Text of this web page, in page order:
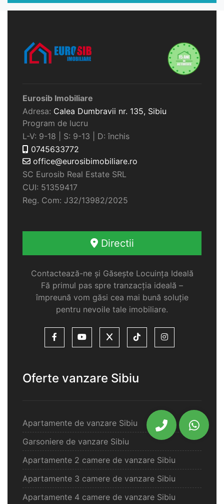
Eurosib Imobiliare
Adresa: Calea Dumbravii nr. 135, Sibiu
Program de lucru
L-V: 9-18 | S: 9-13 | D: închis
0745633772
office@eurosibimobiliare.ro
SC Eurosib Real Estate SRL
CUI: 51359417
Reg. Com: J32/13982/2025
Directii
Contactează-ne și Găsește Locuința Ideală
Fă primul pas spre tranzacția ideală –
împreună vom găsi cea mai bună soluție
pentru nevoile tale imobiliare.
Oferte vanzare Sibiu
Apartamente de vanzare Sibiu
Garsoniere de vanzare Sibiu
Apartamente 2 camere de vanzare Sibiu
Apartamente 3 camere de vanzare Sibiu
Apartamente 4 camere de vanzare Sibiu